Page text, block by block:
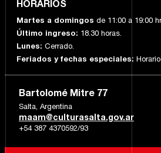
HORARIOS
Martes a domingos de 11:00 a 19:00
Último ingreso: 18.30 horas.
Lunes: Cerrado.
Feriados y fechas especiales:
Bartolomé Mitre 77
Salta, Argentina
maam@culturasalta.gov.ar
+54 387 4370592/93